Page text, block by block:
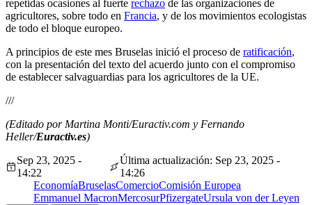
repetidas ocasiones al fuerte rechazo de las organizaciones de
agricultores, sobre todo en Francia, y de los movimientos ecologistas
de todo el bloque europeo.
A principios de este mes Bruselas inició el proceso de ratificación,
con la presentación del texto del acuerdo junto con el compromiso
de establecer salvaguardias para los agricultores de la UE.
///
(Editado por Martina Monti/Euractiv.com y Fernando
Heller/Euractiv.es)
Sep 23, 2025 -
14:22
Última actualización: Sep 23, 2025 -
14:26
EconomíaBruselasComercioComisión Europea
Emmanuel MacronMercosurPfizergateUrsula von der Leyen